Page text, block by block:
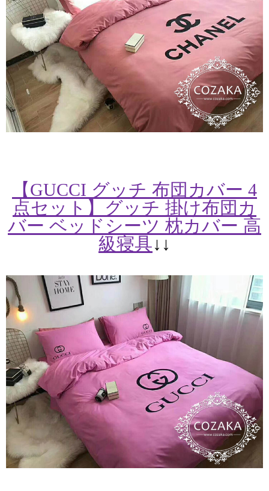
【GUCCI グッチ 布団カバー 4
点セット】グッチ 掛け布団カ
バー ベッドシーツ 枕カバー 高
級寝具↓↓